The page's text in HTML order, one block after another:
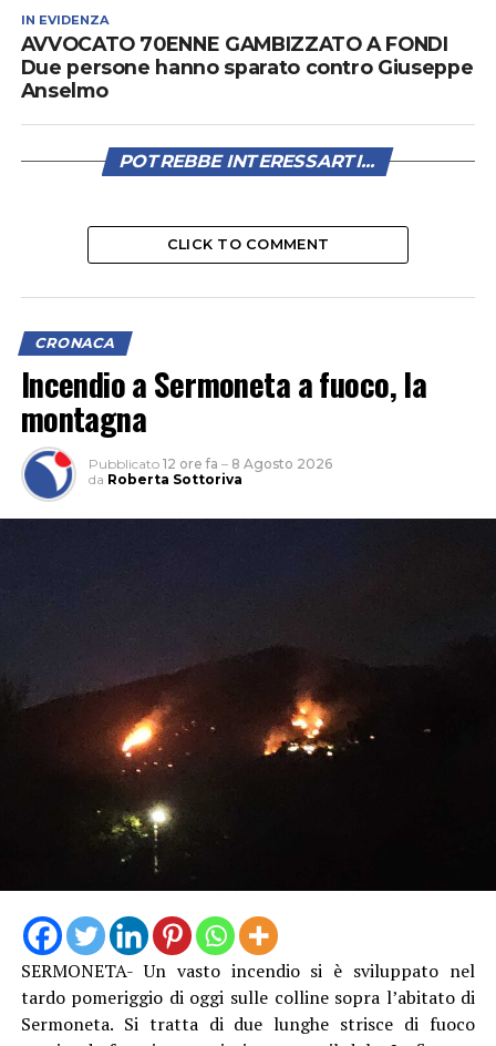
IN EVIDENZA
AVVOCATO 70ENNE GAMBIZZATO A FONDI
Due persone hanno sparato contro Giuseppe
Anselmo
POTREBBE INTERESSARTI...
CLICK TO COMMENT
CRONACA
Incendio a Sermoneta a fuoco, la
montagna
Pubblicato 12 ore fa – 8 Agosto 2026
da Roberta Sottoriva
SERMONETA- Un vasto incendio si è sviluppato nel
tardo pomeriggio di oggi sulle colline sopra l’abitato di
Sermoneta. Si tratta di due lunghe strisce di fuoco